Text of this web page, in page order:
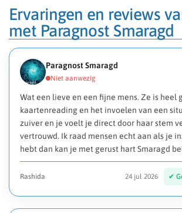
Ervaringen en reviews
met Paragnost Smaragd
Paragnost Smaragd
Wat een lieve en een fijne mens. Ze is heel
kaartenreading en het invoelen van een
zuiver en je voelt je direct door haar stem
vertrouwd. Ik raad mensen echt aan als je
hebt dan kan je met gerust hart Smaragd
Rashida 24 jul 2026